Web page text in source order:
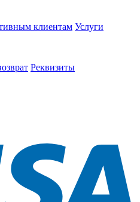
клиентам Услуги
Реквизиты